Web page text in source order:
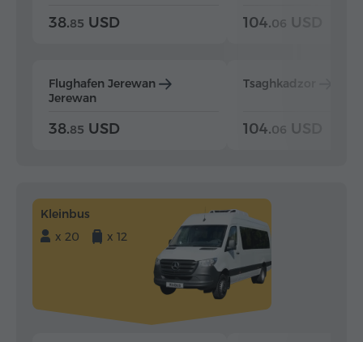
38.85 USD
Flughafen Jerewan
Jerewan
38.85 USD
104.06 USD
Tsaghkadzor
104.06 USD
Kleinbus
x 20
x 12